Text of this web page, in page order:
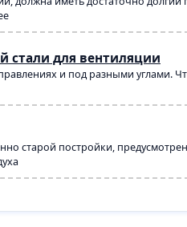
стали для вентиляции
и под разными углами.
старой постройки,